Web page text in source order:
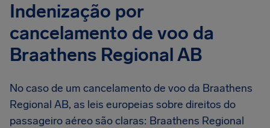
Indenização por
cancelamento de voo da
Braathens Regional AB
No caso de um cancelamento de voo da Braathens
Regional AB, as leis europeias sobre direitos do
passageiro aéreo são claras: Braathens Regional